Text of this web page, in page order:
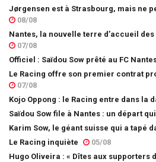
Jørgensen est à Strasbourg, mais ne
08/08
Nantes, la nouvelle terre d’accueil
07/08
Officiel : Saïdou Sow prêté au FC
Le Racing offre son premier contrat
07/08
Kojo Oppong : le Racing entre dans la
Saïdou Sow file à Nantes : un départ
Karim Sow, le géant suisse qui a tapé
Le Racing inquiète
05/08
Hugo Oliveira : « Dîtes aux supporters